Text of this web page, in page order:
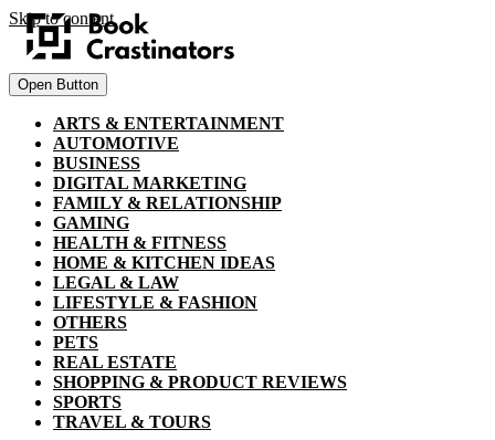
Skip to content
Open Button
ARTS & ENTERTAINMENT
AUTOMOTIVE
BUSINESS
DIGITAL MARKETING
FAMILY & RELATIONSHIP
GAMING
HEALTH & FITNESS
HOME & KITCHEN IDEAS
LEGAL & LAW
LIFESTYLE & FASHION
OTHERS
PETS
REAL ESTATE
SHOPPING & PRODUCT REVIEWS
SPORTS
TRAVEL & TOURS